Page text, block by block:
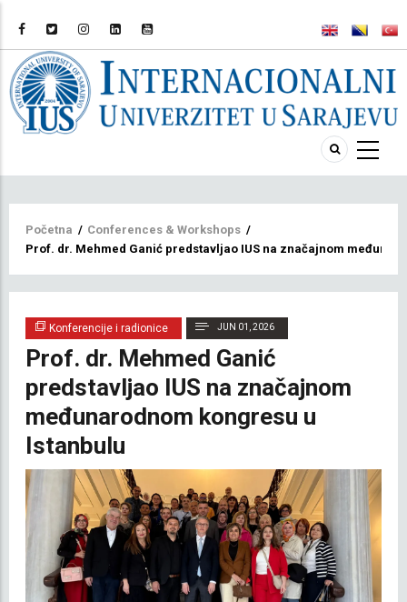
Breadcrumb
Početna / Conferences & Workshops /
Prof. dr. Mehmed Ganić predstavljao IUS na značajnom
Konferencije i radionice JUN 01, 2026
Prof. dr. Mehmed Ganić
predstavljao IUS na značajnom
međunarodnom kongresu u
Istanbulu